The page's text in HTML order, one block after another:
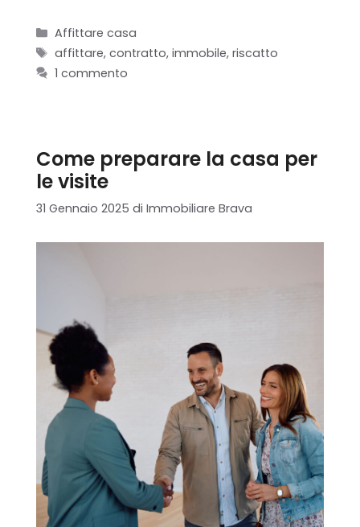
Home
Formula BRAVA
Servizi per i clienti
Servizi per gli agenti
I nostri immobili
Blog
Categorie
Affittare casa
Tag
affittare,contratto,immobile,riscatto
1 commento
Come preparare la casa per
le visite
31 Gennaio 2025 di Immobiliare Brava